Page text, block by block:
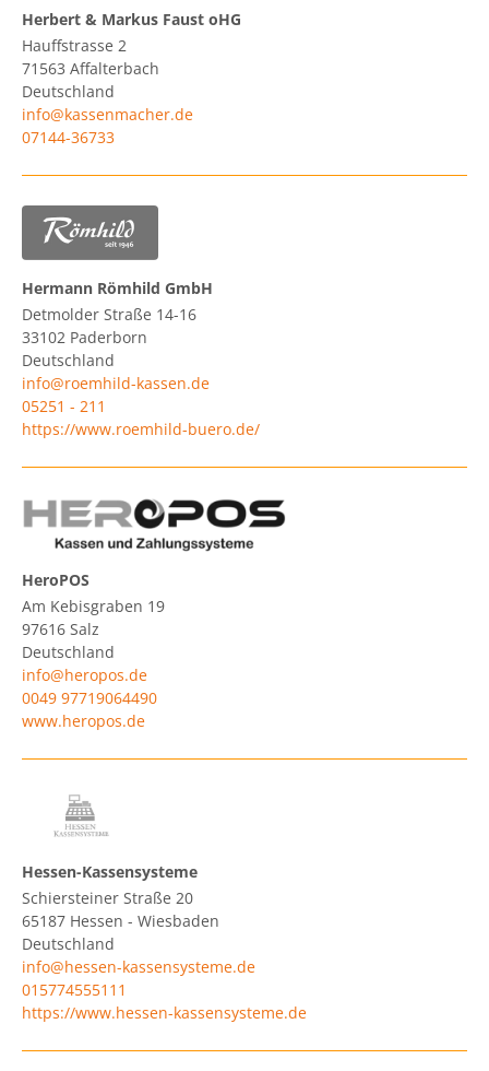
Herbert & Markus Faust oHG
Hauffstrasse 2
71563 Affalterbach
Deutschland
info@kassenmacher.de
07144-36733
Hermann Römhild GmbH
Detmolder Straße 14-16
33102 Paderborn
Deutschland
info@roemhild-kassen.de
05251 - 211
https://www.roemhild-buero.de/
HeroPOS
Am Kebisgraben 19
97616 Salz
Deutschland
info@heropos.de
0049 97719064490
www.heropos.de
Hessen-Kassensysteme
Schiersteiner Straße 20
65187 Hessen - Wiesbaden
Deutschland
info@hessen-kassensysteme.de
015774555111
https://www.hessen-kassensysteme.de